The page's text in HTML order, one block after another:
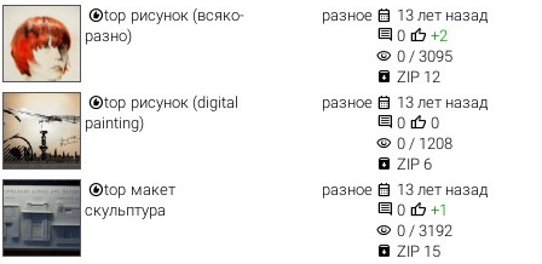
top рисунок (всяко-
разно)
разное  13 лет назад
 0  +2
visibility 0 / 3095
 ZIP 12
top рисунок (digital
painting)
разное  13 лет назад
 0  0
visibility 0 / 1208
 ZIP 6
top макет
скульптура
разное  13 лет назад
 0  +1
visibility 0 / 3192
 ZIP 15